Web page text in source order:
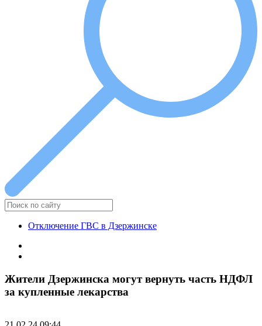
Отключение ГВС в Дзержинске
Жители Дзержинска могут вернуть часть НДФЛ
за купленные лекарства